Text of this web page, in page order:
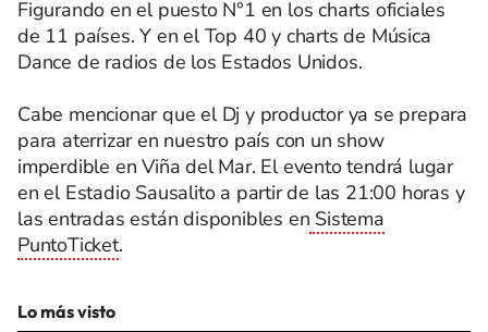
Figurando en el puesto N°1 en los charts oficiales
de 11 países. Y en el Top 40 y charts de Música
Dance de radios de los Estados Unidos.
Cabe mencionar que el Dj y productor ya se prepara
para aterrizar en nuestro país con un show
imperdible en Viña del Mar. El evento tendrá lugar
en el Estadio Sausalito a partir de las 21:00 horas y
las entradas están disponibles en Sistema
PuntoTicket.
Lo más visto